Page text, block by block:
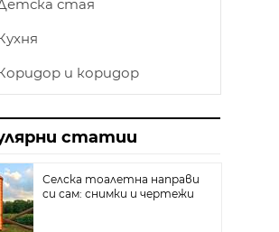
и камини
на къщи
с гипсокартон
радиатори
стая
и коридор
статии
Селска тоалетна направи
си сам: снимки и чертежи